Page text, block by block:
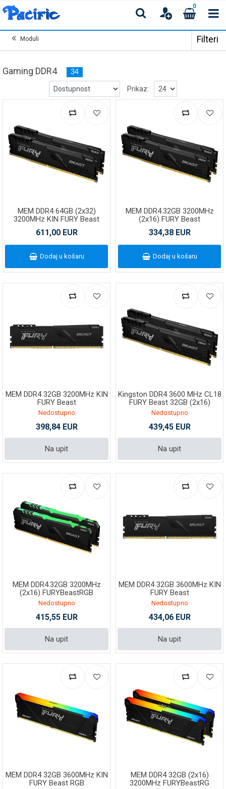
0
Moduli Filteri
Gaming DDR4 34
Prikaz:
MEM DDR4 64GB (2x32)
3200MHz KIN FURY Beast
611,00 EUR
Dodaj u košaru
MEM DDR4.32GB 3200MHz
(2x16) FURY Beast
KF432C16BBK2/32
334,38 EUR
Dodaj u košaru
MEM DDR4 32GB 3200MHz KIN
FURY Beast
Nedostupno
398,84 EUR
Na upit
Kingston DDR4 3600 MHz CL18
FURY Beast 32GB (2x16)
Nedostupno
439,45 EUR
Na upit
MEM DDR4.32GB 3200MHz
(2x16) FURYBeastRGB
KF432C16BB12AK2/32
Nedostupno
415,55 EUR
Na upit
MEM DDR4 32GB 3600MHz KIN
FURY Beast
Nedostupno
434,06 EUR
Na upit
MEM DDR4 32GB 3600MHz KIN
FURY Beast RGB
MEM DDR4 32GB (2x16)
3200MHz FURYBeastRG